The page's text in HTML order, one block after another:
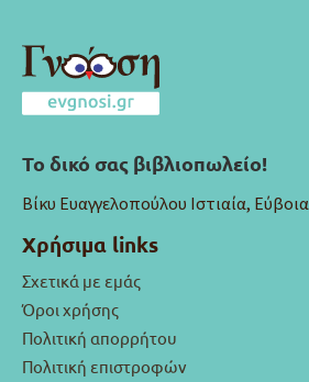
Το δικό σας βιβλιοπωλείο!
Βίκυ Ευαγγελοπούλου Ιστιαία, Εύβοια
Χρήσιμα links
Σχετικά με εμάς
Όροι χρήσης
Πολιτική απορρήτου
Πολιτική επιστροφών